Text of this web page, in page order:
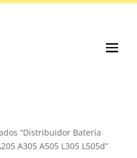
“Distribuidor Batería
A305 A505 L305 L505d”